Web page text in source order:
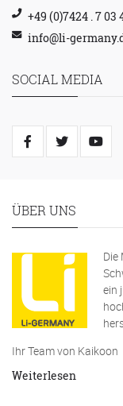
+49 (0)7424 . 7 03
info@li-
SOCIAL MEDIA
ÜBER UNS
Die
ein
Ihr Team von Kaikoon
Weiterlesen